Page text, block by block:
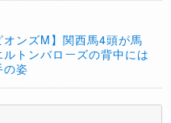
オンズM】関西馬4頭が馬
トンバローズの背中には
の姿